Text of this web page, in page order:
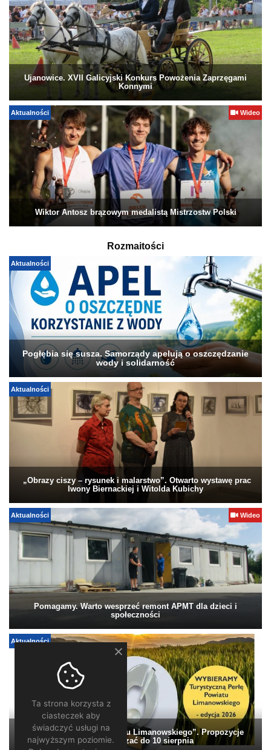
Ujanowice. XVII Galicyjski Konkurs Powożenia Zaprzęgami
Konnymi
Aktualności Wideo
Wiktor Antosz brązowym medalistą Mistrzostw Polski
Rozmaitości
Aktualności
Pogłębia się susza. Samorządy apelują o oszczędzanie
wody i solidarność
Aktualności
„Obrazy ciszy – rysunek i malarstwo”. Otwarto wystawę prac
Iwony Biernackiej i Witolda Kubichy
Aktualności Wideo
Pomagamy. Warto wesprzeć remont APMT dla dzieci i
społeczności
Aktualności
„Turystyczna Perła Powiatu Limanowskiego”. Propozycje
można zgłaszać do 10 sierpnia
Ta strona korzysta z
ciasteczek aby
świadczyć usługi na
najwyższym poziomie.